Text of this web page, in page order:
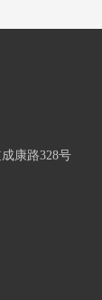
康路328号